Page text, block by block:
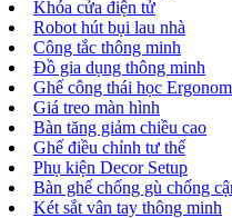
Khóa cửa điện tử
Robot hút bụi lau nhà
Công tắc thông minh
Đồ gia dụng thông minh
Ghế công thái học
Giá treo màn hình
Bàn tăng giảm chiều cao
Ghế điều chỉnh tư thế
Phụ kiện Decor Setup
Bàn ghế chống gù chống
Két sắt vân tay thông minh